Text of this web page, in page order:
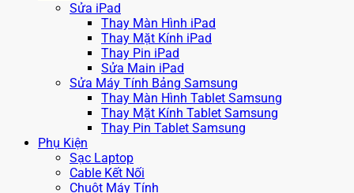
Sửa iPad
Thay Màn Hình iPad
Thay Mặt Kính iPad
Thay Pin iPad
Sửa Main iPad
Sửa Máy Tính Bảng Samsung
Thay Màn Hình Tablet Samsung
Thay Mặt Kính Tablet Samsung
Thay Pin Tablet Samsung
Phụ Kiện
Sạc Laptop
Cable Kết Nối
Chuột Máy Tính